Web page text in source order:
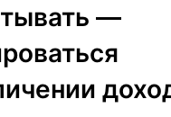
—